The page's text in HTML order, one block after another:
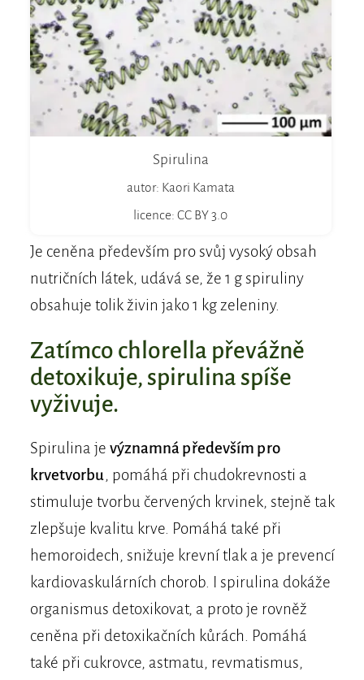
Spirulina
autor: Kaori Kamata
licence: CC BY 3.0
Je ceněna především pro svůj vysoký obsah
nutričních látek, udává se, že 1 g spiruliny
obsahuje tolik živin jako 1 kg zeleniny.
Zatímco chlorella převážně
detoxikuje, spirulina spíše
vyživuje.
Spirulina je významná především pro
krvetvorbu, pomáhá při chudokrevnosti a
stimuluje tvorbu červených krvinek, stejně tak
zlepšuje kvalitu krve. Pomáhá také při
hemoroidech, snižuje krevní tlak a je prevencí
kardiovaskulárních chorob. I spirulina dokáže
organismus detoxikovat, a proto je rovněž
ceněna při detoxikačních kůrách. Pomáhá
také při cukrovce, astmatu, revmatismus,